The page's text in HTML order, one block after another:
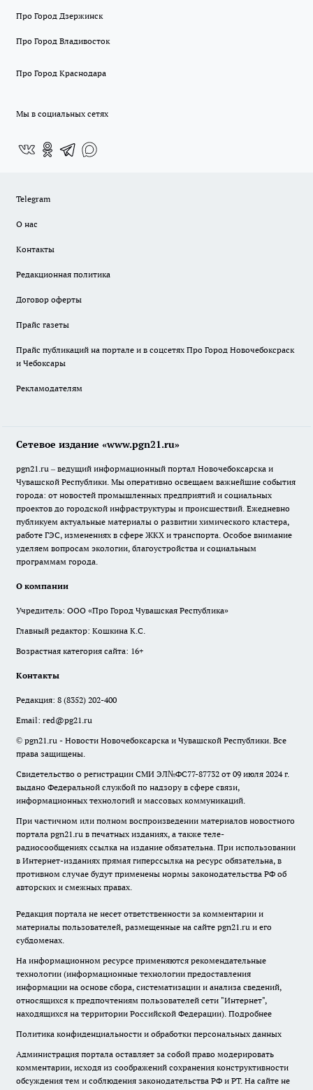
Про Город Дзержинск
Про Город Владивосток
Про Город Краснодара
Мы в социальных сетях
Telegram
О нас
Контакты
Редакционная политика
Договор оферты
Прайс газеты
Прайс публикаций на портале и в соцсетях Про Город Новочебоксраск
и Чебоксары
Рекламодателям
Сетевое издание «www.pgn21.ru»
pgn21.ru – ведущий информационный портал Новочебоксарска и
Чувашской Республики. Мы оперативно освещаем важнейшие события
города: от новостей промышленных предприятий и социальных
проектов до городской инфраструктуры и происшествий. Ежедневно
публикуем актуальные материалы о развитии химического кластера,
работе ГЭС, изменениях в сфере ЖКХ и транспорта. Особое внимание
уделяем вопросам экологии, благоустройства и социальным
программам города.
О компании
Учредитель: ООО «Про Город Чувашская Республика»
Главный редактор: Кошкина К.С.
Возрастная категория сайта: 16+
Контакты
Редакция: 8 (8352) 202-400
Email: red@pg21.ru
© pgn21.ru - Новости Новочебоксарска и Чувашской Республики. Все
права защищены.
Свидетельство о регистрации СМИ ЭЛ№ФС77-87732 от 09 июля 2024 г.
выдано Федеральной службой по надзору в сфере связи,
информационных технологий и массовых коммуникаций.
При частичном или полном воспроизведении материалов новостного
портала pgn21.ru в печатных изданиях, а также теле-
радиосообщениях ссылка на издание обязательна. При использовании
в Интернет-изданиях прямая гиперссылка на ресурс обязательна, в
противном случае будут применены нормы законодательства РФ об
авторских и смежных правах.
Редакция портала не несет ответственности за комментарии и
материалы пользователей, размещенные на сайте pgn21.ru и его
субдоменах.
На информационном ресурсе применяются рекомендательные
технологии (информационные технологии предоставления
информации на основе сбора, систематизации и анализа сведений,
относящихся к предпочтениям пользователей сети "Интернет",
находящихся на территории Российской Федерации). Подробнее
Политика конфиденциальности и обработки персональных данных
Администрация портала оставляет за собой право модерировать
комментарии, исходя из соображений сохранения конструктивности
обсуждения тем и соблюдения законодательства РФ и РТ. На сайте не